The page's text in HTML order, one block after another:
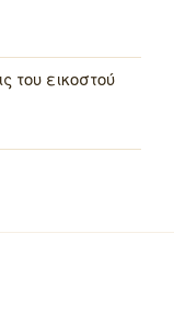
του εικοστού